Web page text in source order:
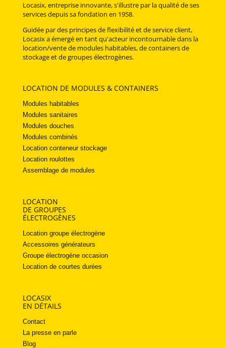
Locasix, entreprise innovante, s'illustre par la qualité de ses
services depuis sa fondation en 1958.
Guidée par des principes de flexibilité et de service client,
Locasix a émergé en tant qu'acteur incontournable dans la
location/vente de modules habitables, de containers de
stockage et de groupes électrogènes.
LOCATION DE MODULES & CONTAINERS
Modules habitables
Modules sanitaires
Modules douches
Modules combinés
Location conteneur stockage
Location roulottes
Assemblage de modules
LOCATION
DE GROUPES
ÉLECTROGÈNES
Location groupe électrogène
Accessoires générateurs
Groupe électrogène occasion
Location de courtes durées
LOCASIX
EN DÉTAILS
Contact
La presse en parle
Blog